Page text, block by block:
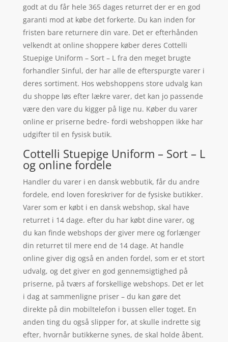
godt at du får hele 365 dages returret der er en god
garanti mod at købe det forkerte. Du kan inden for
fristen bare returnere din vare. Det er efterhånden
velkendt at online shoppere køber deres Cottelli
Stuepige Uniform – Sort – L fra den meget brugte
forhandler Sinful, der har alle de efterspurgte varer i
deres sortiment. Hos webshoppens store udvalg kan
du shoppe løs efter lækre varer, det kan jo passende
være den vare du kigger på lige nu. Køber du varer
online er priserne bedre- fordi webshoppen ikke har
udgifter til en fysisk butik.
Cottelli Stuepige Uniform – Sort – L
og online fordele
Handler du varer i en dansk webbutik, får du andre
fordele, end loven foreskriver for de fysiske butikker.
Varer som er købt i en dansk webshop, skal have
returret i 14 dage. efter du har købt dine varer, og
du kan finde webshops der giver mere og forlænger
din returret til mere end de 14 dage. At handle
online giver dig også en anden fordel, som er et stort
udvalg, og det giver en god gennemsigtighed på
priserne, på tværs af forskellige webshops. Det er let
i dag at sammenligne priser – du kan gøre det
direkte på din mobiltelefon i bussen eller toget. En
anden ting du også slipper for, at skulle indrette sig
efter, hvornår butikkerne synes, de skal holde åbent.